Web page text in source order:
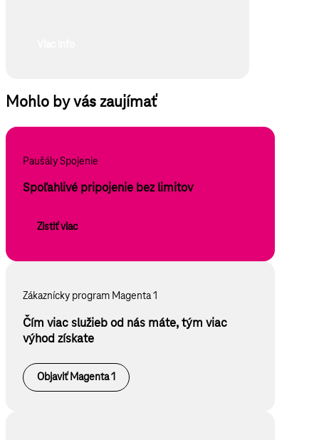
Mohlo by vás zaujímať
Paušály Spojenie
Spoľahlivé pripojenie bez limitov
Zistiť viac
Zákaznícky program Magenta 1
Čím viac služieb od nás máte, tým viac
výhod získate
Objaviť Magenta 1